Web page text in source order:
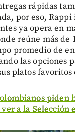
rápidas
por eso, Rappi
ya opera en
reúne más de
promedio de
las opciones
platos
piden
a la Selección